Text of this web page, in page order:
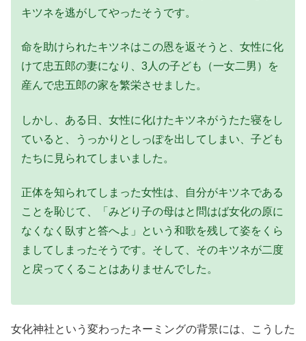
キツネを逃がしてやったそうです。
命を助けられたキツネはこの恩を返そうと、女性に化
けて忠五郎の妻になり、3人の子ども（一女二男）を
産んで忠五郎の家を繁栄させました。
しかし、ある日、女性に化けたキツネがうたた寝をし
ていると、うっかりとしっぽを出してしまい、子ども
たちに見られてしまいました。
正体を知られてしまった女性は、自分がキツネである
ことを恥じて、「みどり子の母はと問はば女化の原に
なくなく臥すと答へよ」という和歌を残して姿をくら
ましてしまったそうです。そして、そのキツネが二度
と戻ってくることはありませんでした。
女化神社という変わったネーミングの背景には、こうした